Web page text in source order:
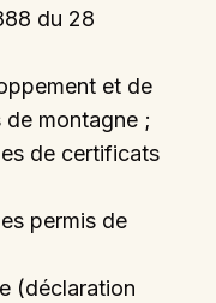
du 28
et de
montagne ;
de certificats
permis de
(déclaration